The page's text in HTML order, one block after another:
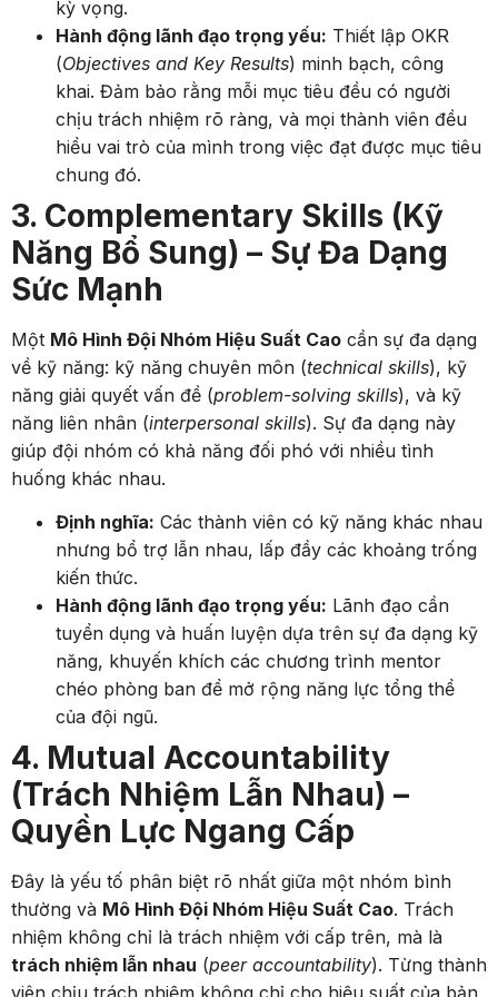
kỳ vọng.
Hành động lãnh đạo trọng yếu: Thiết lập OKR
(Objectives and Key Results) minh bạch, công
khai. Đảm bảo rằng mỗi mục tiêu đều có người
chịu trách nhiệm rõ ràng, và mọi thành viên đều
hiểu vai trò của mình trong việc đạt được mục tiêu
chung đó.
3. Complementary Skills (Kỹ
Năng Bổ Sung) – Sự Đa Dạng
Sức Mạnh
Một Mô Hình Đội Nhóm Hiệu Suất Cao cần sự đa dạng
về kỹ năng: kỹ năng chuyên môn (technical skills), kỹ
năng giải quyết vấn đề (problem-solving skills), và kỹ
năng liên nhân (interpersonal skills). Sự đa dạng này
giúp đội nhóm có khả năng đối phó với nhiều tình
huống khác nhau.
Định nghĩa: Các thành viên có kỹ năng khác nhau
nhưng bổ trợ lẫn nhau, lấp đầy các khoảng trống
kiến thức.
Hành động lãnh đạo trọng yếu: Lãnh đạo cần
tuyển dụng và huấn luyện dựa trên sự đa dạng kỹ
năng, khuyến khích các chương trình mentor
chéo phòng ban để mở rộng năng lực tổng thể
của đội ngũ.
4. Mutual Accountability
(Trách Nhiệm Lẫn Nhau) –
Quyền Lực Ngang Cấp
Đây là yếu tố phân biệt rõ nhất giữa một nhóm bình
thường và Mô Hình Đội Nhóm Hiệu Suất Cao. Trách
nhiệm không chỉ là trách nhiệm với cấp trên, mà là
trách nhiệm lẫn nhau (peer accountability). Từng thành
viên chịu trách nhiệm không chỉ cho hiệu suất của bản